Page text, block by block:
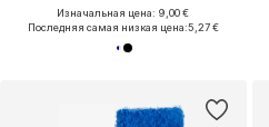
Изначальная цена: 9,00 €
Последняя самая низкая цена:5,27 €